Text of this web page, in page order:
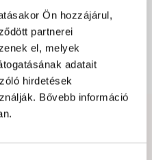
Ön hozzájárul,
partnerei
el, melyek
adatait
hirdetések
Bővebb információ